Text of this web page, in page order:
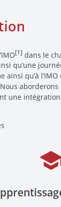
[1] dans le
qu’une
qu’à
une